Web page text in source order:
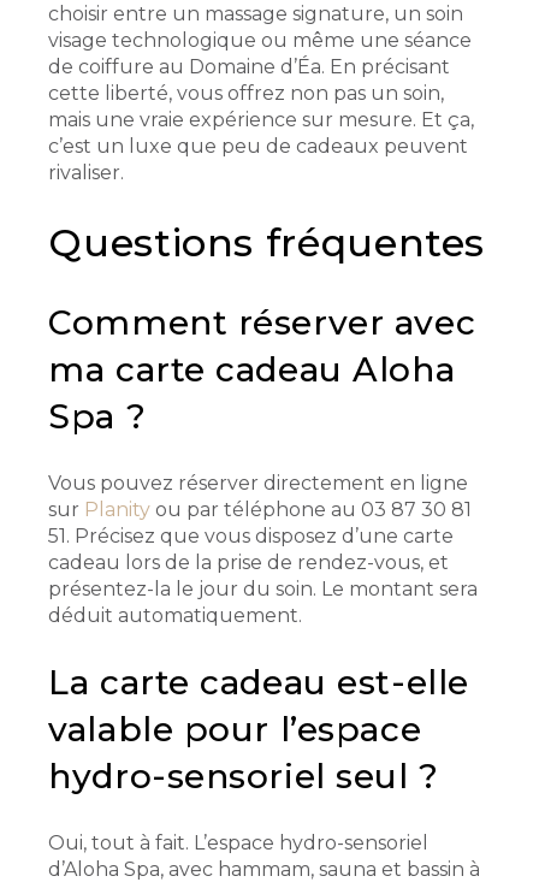
choisir entre un massage signature, un soin
visage technologique ou même une séance
de coiffure au Domaine d’Éa. En précisant
cette liberté, vous offrez non pas un soin,
mais une vraie expérience sur mesure. Et ça,
c’est un luxe que peu de cadeaux peuvent
rivaliser.
Questions fréquentes
Comment réserver avec
ma carte cadeau Aloha
Spa ?
Vous pouvez réserver directement en ligne
sur Planity ou par téléphone au 03 87 30 81
51. Précisez que vous disposez d’une carte
cadeau lors de la prise de rendez-vous, et
présentez-la le jour du soin. Le montant sera
déduit automatiquement.
La carte cadeau est-elle
valable pour l’espace
hydro-sensoriel seul ?
Oui, tout à fait. L’espace hydro-sensoriel
d’Aloha Spa, avec hammam, sauna et bassin à